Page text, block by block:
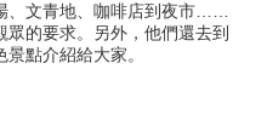
、文青地、咖啡店到夜市……
的要求。另外，他們還去到
點介紹給大家。